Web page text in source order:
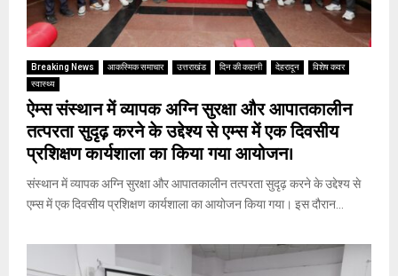
Breaking News आकस्मिक समाचार उत्तराखंड दिन की कहानी देहरादून
विशेष कवर
स्वास्थ्य
ऐम्स संस्थान में व्यापक अग्नि सुरक्षा और आपातकालीन
तत्परता सुदृढ़ करने के उद्देश्य से एम्स में एक दिवसीय
प्रशिक्षण कार्यशाला का किया गया आयोजन।
संस्थान में व्यापक अग्नि सुरक्षा और आपातकालीन तत्परता सुदृढ़ करने के उद्देश्य से
एम्स में एक दिवसीय प्रशिक्षण कार्यशाला का आयोजन किया गया। इस दौरान...